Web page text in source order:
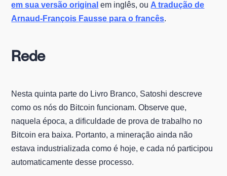
em sua versão original em inglês, ou A tradução de
Arnaud-François Fausse para o francês.
Rede
Nesta quinta parte do Livro Branco, Satoshi descreve
como os nós do Bitcoin funcionam. Observe que,
naquela época, a dificuldade de prova de trabalho no
Bitcoin era baixa. Portanto, a mineração ainda não
estava industrializada como é hoje, e cada nó participou
automaticamente desse processo.